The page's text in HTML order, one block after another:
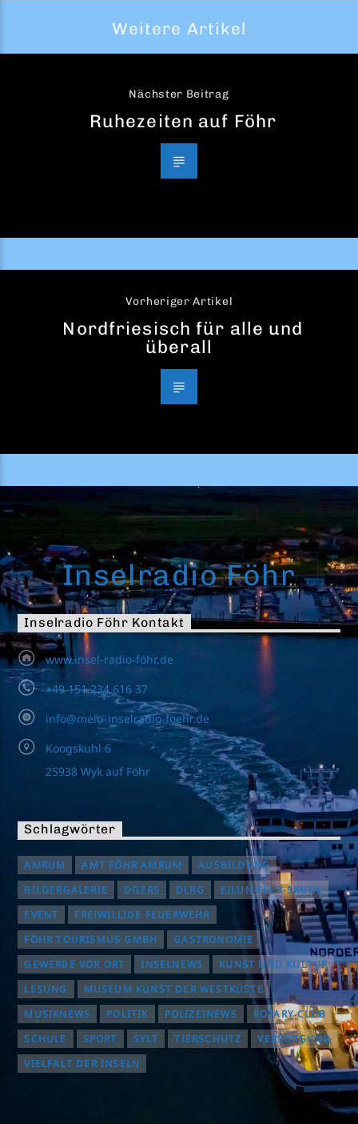
Weitere Artikel
Nächster Beitrag
Ruhezeiten auf Föhr
Vorheriger Artikel
Nordfriesisch für alle und
überall
Inselradio Föhr
Inselradio Föhr Kontakt
www.insel-radio-föhr.de
+49 151 234 616 37
info@mein-inselradio-foehr.de
Koogskuhl 6
25938 Wyk auf Föhr
Schlagwörter
AMRUM AMT FÖHR AMRUM
AUSBILDUNG
BILDERGALERIE
DGZRS DLRG
EILUN-FEER-SKUUL
EVENT
FREIWILLIGE FEUERWEHR
FÖHR TOURISMUS GMBH
GASTRONOMIE
GEWERBE VOR ORT
INSELNEWS
KUNST UND KULTUR
LESUNG
MUSEUM KUNST DER WESTKÜSTE
MUSIKNEWS
POLITIK POLIZEINEWS
ROTARY CLUB
SCHULE
SPORT SYLT TIERSCHUTZ
VERSORGUNG
VIELFALT DER INSELN